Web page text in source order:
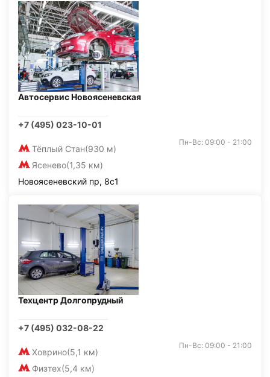
Автосервис Новоясеневская
+7 (495) 023-10-01
Тёплый Стан(930 м)
Ясенево(1,35 км)
Пн-Вс: 09:00 - 21:00
Новоясеневский пр, 8с1
Техцентр Долгопрудный
+7 (495) 032-08-22
Ховрино(5,1 км)
Физтех(5,4 км)
Пн-Вс: 09:00 - 21:00